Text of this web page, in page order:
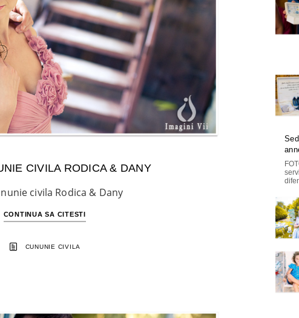
CIVILA RODICA & DANY
civila Rodica & Dany
CONTINUA SA CITESTI
CUNUNIE CIVILA